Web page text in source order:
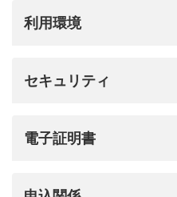
利用環境
セキュリティ
電子証明書